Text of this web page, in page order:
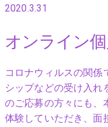
2020.3.31
オンライン
コロナウィルスの関係
シップなどの受け入れ
のご応募の方々にも、
体験していただき、面